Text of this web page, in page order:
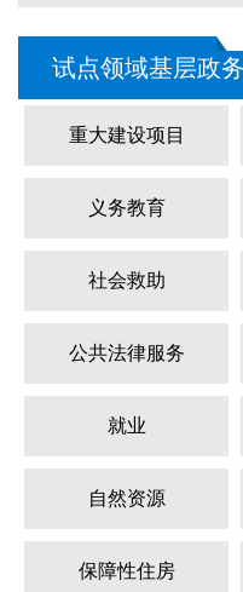
试点领域基层政
重大建设项目
义务教育
社会救助
公共法律服务
就业
自然资源
保障性住房